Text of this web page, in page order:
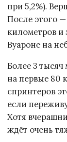
при 5,2%).
После этого
километров
Вуароне на
Более 3 тысяч
на первые 80
спринтеров
если
Хотя
ждёт очень